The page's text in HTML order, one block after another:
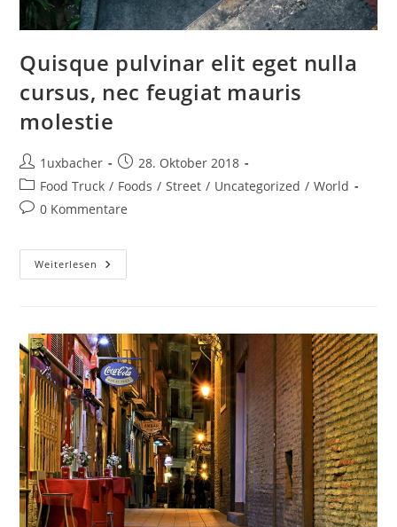
Quisque pulvinar elit eget nulla
cursus, nec feugiat mauris
molestie
1uxbacher
28. Oktober 2018
Food Truck / Foods / Street / Uncategorized / World
0 Kommentare
Weiterlesen